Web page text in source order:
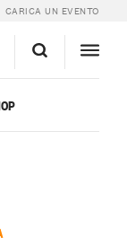
CARICA UN EVENTO